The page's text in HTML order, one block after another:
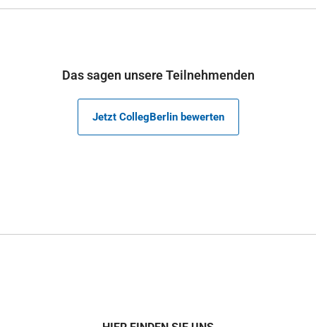
Das sagen unsere Teilnehmenden
Jetzt CollegBerlin bewerten